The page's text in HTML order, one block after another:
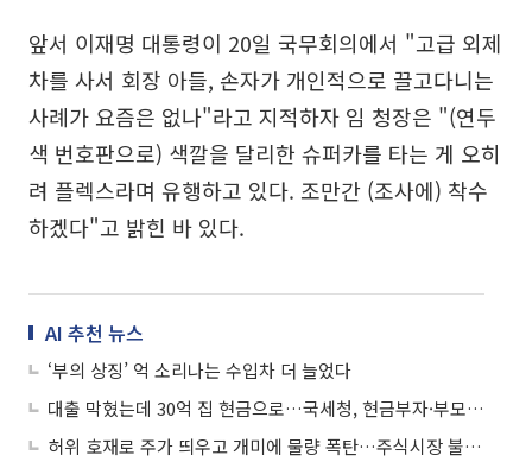
앞서 이재명 대통령이 20일 국무회의에서 "고급 외제
차를 사서 회장 아들, 손자가 개인적으로 끌고다니는
사례가 요즘은 없나"라고 지적하자 임 청장은 "(연두
색 번호판으로) 색깔을 달리한 슈퍼카를 타는 게 오히
려 플렉스라며 유행하고 있다. 조만간 (조사에) 착수
하겠다"고 밝힌 바 있다.
AI 추천 뉴스
‘부의 상징’ 억 소리나는 수입차 더 늘었다
대출 막혔는데 30억 집 현금으로…국세청, 현금부자·부모찬스 정조준
허위 호재로 주가 띄우고 개미에 물량 폭탄…주식시장 불공정 탈세 31곳 세무조사